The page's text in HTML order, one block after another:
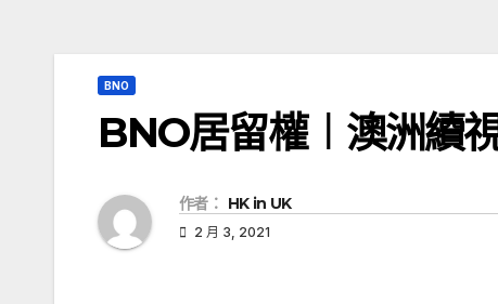
BNO
BNO居留權︱澳洲續
作者： HK in UK
2 月 3, 2021